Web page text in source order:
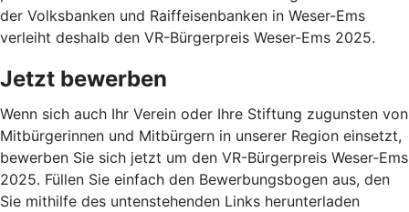
der Volksbanken und Raiffeisenbanken in Weser-Ems
verleiht deshalb den VR-Bürgerpreis Weser-Ems 2025.
Jetzt bewerben
Wenn sich auch Ihr Verein oder Ihre Stiftung zugunsten von
Mitbürgerinnen und Mitbürgern in unserer Region einsetzt,
bewerben Sie sich jetzt um den VR-Bürgerpreis Weser-Ems
2025. Füllen Sie einfach den Bewerbungsbogen aus, den
Sie mithilfe des untenstehenden Links herunterladen